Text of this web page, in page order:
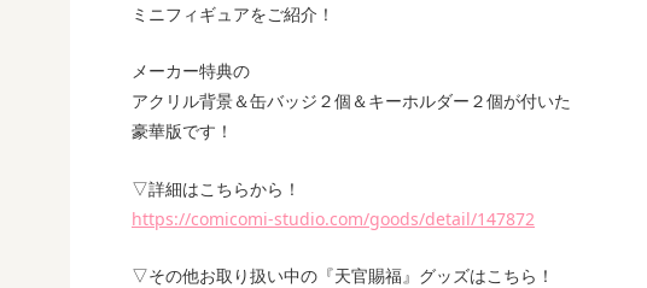
ミニフィギュアをご紹介！
メーカー特典の
アクリル背景＆缶バッジ２個＆キーホルダー２個が付いた
豪華版です！
▽詳細はこちらから！
https://comicomi-studio.com/goods/detail/147872
▽その他お取り扱い中の『天官賜福』グッズはこちら！